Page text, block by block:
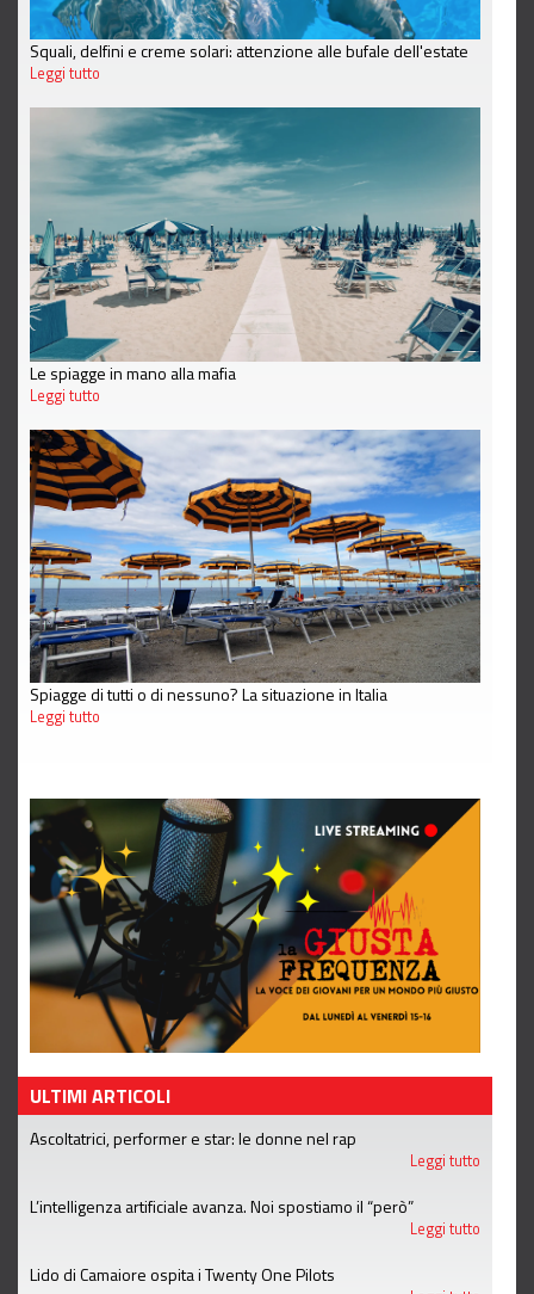
Squali, delfini e creme solari: attenzione alle bufale dell'estate
Leggi tutto
Le spiagge in mano alla mafia
Leggi tutto
Spiagge di tutti o di nessuno? La situazione in Italia
Leggi tutto
ULTIMI ARTICOLI
Ascoltatrici, performer e star: le donne nel rap
Leggi tutto
L’intelligenza artificiale avanza. Noi spostiamo il “però”
Leggi tutto
Lido di Camaiore ospita i Twenty One Pilots